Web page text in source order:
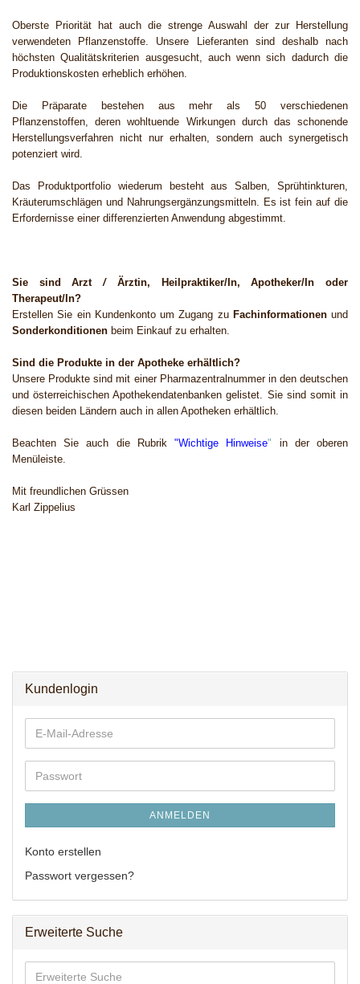
Oberste Priorität hat auch die strenge Auswahl der zur Herstellung
verwendeten Pflanzenstoffe. Unsere Lieferanten sind deshalb nach
höchsten Qualitätskriterien ausgesucht, auch wenn sich dadurch die
Produktionskosten erheblich erhöhen.
Die Präparate bestehen aus mehr als 50 verschiedenen
Pflanzenstoffen, deren wohltuende Wirkungen durch das schonende
Herstellungsverfahren nicht nur erhalten, sondern auch synergetisch
potenziert wird.
Das Produktportfolio wiederum besteht aus Salben, Sprühtinkturen,
Kräuterumschlägen und Nahrungsergänzungsmitteln. Es ist fein auf die
Erfordernisse einer differenzierten Anwendung abgestimmt.
Sie sindArzt/ Ärztin, Heilpraktiker/In, Apotheker/In oder
Therapeut/In?
Erstellen Sie ein Kundenkonto um Zugang zu Fachinformationenund
Sonderkonditionen beim Einkauf zu erhalten.
Sind die Produkte in der Apotheke erhältlich?
Unsere Produkte sind mit einer Pharmazentralnummer in den deutschen
und österreichischen Apothekendatenbanken gelistet. Sie sind somit in
diesen beiden Ländern auch in allen Apotheken erhältlich.
Beachten Sie auch die Rubrik "Wichtige Hinweise" in der oberen
Menüleiste.
Mit freundlichen Grüssen
Karl Zippelius
Kundenlogin
E-
Mail-
Adresse
Passwort
ANMELDEN
Konto erstellen
Passwort vergessen?
Erweiterte Suche